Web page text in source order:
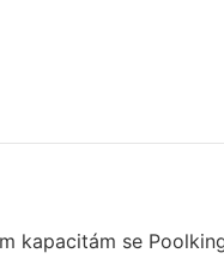
kapacitám se